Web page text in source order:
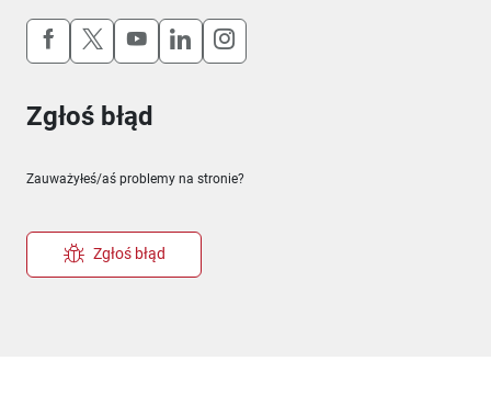
Uwaga, link otworzy się w nowym oknie
Uwaga, link otworzy się w nowym oknie
Uwaga, link otworzy się w nowym
Uwaga, link otworzy się w
Uwaga, link otworzy się w
Zgłoś błąd
Zauważyłeś/aś problemy na stronie?
Zgłoś błąd